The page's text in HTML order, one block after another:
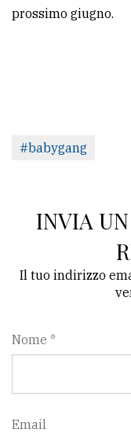
prossimo giugno.
#babygang
INVIA
Il tuo indirizzo
Nome *
Email